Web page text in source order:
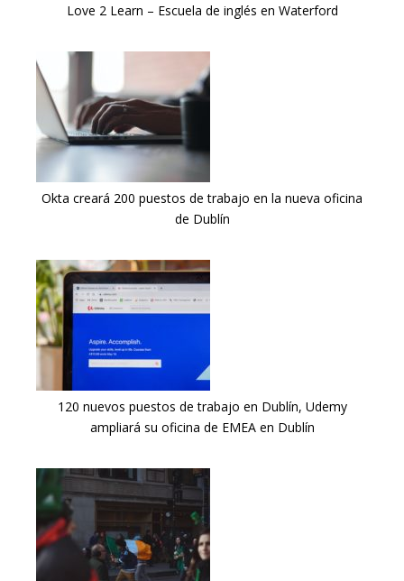
Love 2 Learn – Escuela de inglés en Waterford
Okta creará 200 puestos de trabajo en la nueva oficina
de Dublín
120 nuevos puestos de trabajo en Dublín, Udemy
ampliará su oficina de EMEA en Dublín